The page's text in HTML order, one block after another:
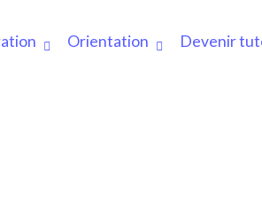
Orientation Devenir